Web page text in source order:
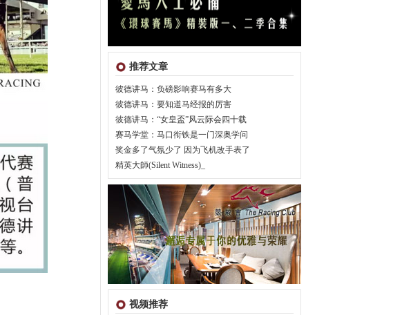
推荐文章
彼德讲马：负磅影响赛马有多大
彼德讲马：要知道马经报的厉害
彼德讲马：“女皇盃”风云际会四十载
赛马学堂：马口衔铁是一门深奥学问
奖金多了气氛少了 因为飞机改手表了
精英大師(Silent Witness)_
视频推荐